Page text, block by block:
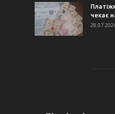
чекає